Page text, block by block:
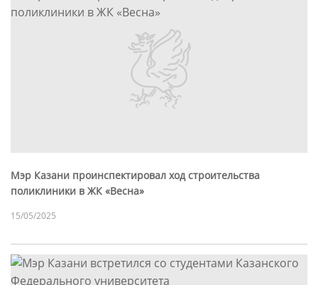
Мэр Казани проинспектировал ход строительства
поликлиники в ЖК «Весна»
15/05/2025